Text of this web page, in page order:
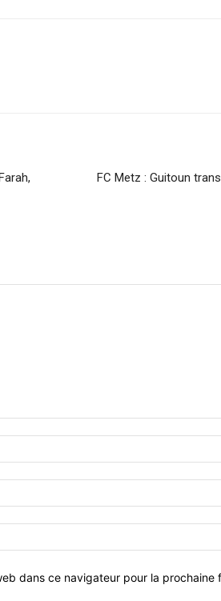
FC Metz : Guitoun
dans ce navigateur pour la prochaine